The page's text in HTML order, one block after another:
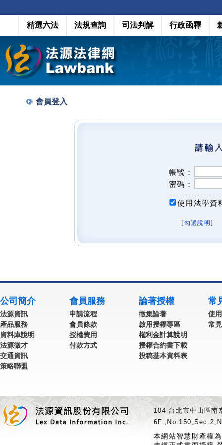
精選六法 法規查詢 司法判解 行政函釋
會員登入
帳號：
密碼：
使用法學資
[勾選說明 ]
公司簡介
法源資訊
產品服務
資料庫說明
法源徵才
交通資訊
策略聯盟
會員服務
申請流程
會員條款
授權費用
付款方式
論著授權
徵集論著
啟用授權專區
權利金計算說明
授權合約書下載
投稿基本資料表
常
使
常
104 台北市中山區
本網站智慧財產權